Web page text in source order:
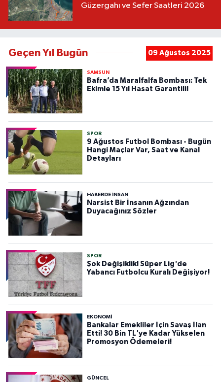
Güzergahı ve Sefer Saatleri 2026
Geçen Yıl Bugün 09 Ağustos 2025
SAMSUN
Bafra’da Maralfalfa Bombası: Tek
Ekimle 15 Yıl Hasat Garantili!
SPOR
9 Ağustos Futbol Bombası - Bugün
Hangi Maçlar Var, Saat ve Kanal
Detayları
HABERDE INSAN
Narsist Bir İnsanın Ağzından
Duyacağınız Sözler
SPOR
Şok Değişiklik! Süper Lig'de
Yabancı Futbolcu Kuralı Değişiyor!
EKONOMİ
Bankalar Emekliler İçin Savaş İlan
Etti! 30 Bin TL'ye Kadar Yükselen
Promosyon Ödemeleri!
GÜNCEL